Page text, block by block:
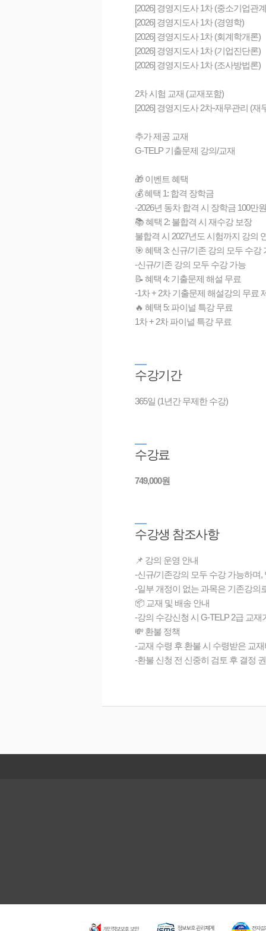
[2026] 경영지도사 1차 (중소기업관
[2026] 경영지도사 1차 (경영학)
[2026] 경영지도사 1차 (회계학개론)
[2026] 경영지도사 1차 (기업진단론)
[2026] 경영지도사 1차 (조사방법론)
2차 시험 교재 (교재포함)
[2026] 경영지도사 2차-재무관리 (재
추가 제공 교재
G-TELP 기출문제 강의/교재
🎁 이벤트 혜택
💰 혜택 1: 합격 장학금
-2026년 동차 합격 시 장학금 100만
📚 혜택 2: 불합격 시 재수강 보장
불합격 시 2027년도 시험까지 강의
🎯 혜택 3: 신규/기존 강의 모두 수강
-신규/기존 강의 모두 수강 가능
📝 혜택 4: 기출문제 해설 무료
-1차 + 2차 기출문제 해설강의 무료
🔥 혜택 5: 파이널 특강 무료
1차 + 2차 파이널 특강 무료
수강기간
365일 (1년간 무제한 수강)
수강료
749,000원
수강생 참조사항
📌 강의 운영 안내
-신규/기존강의 모두 수강 가능하며
-일부 개정이 없는 과목은 기존강의
📦 교재 및 배송 안내
-강의 수강신청 시 G-TELP 2급 교재
💸 환불 정책
-교재 수령 후 환불 시 수령받은 교
-환불 신청 전 신중히 검토 후 결정